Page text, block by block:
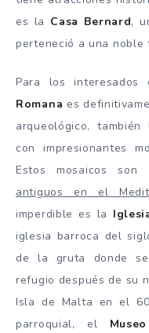
es la Casa Bernard,
perteneció a una noble
Para los
Romana es
arqueológico,
con impresionantes
Estos mosaicos
antiguos en el
imperdible es la
iglesia barroca del
de la gruta donde
refugio después de su
Isla de Malta en el
parroquial, el